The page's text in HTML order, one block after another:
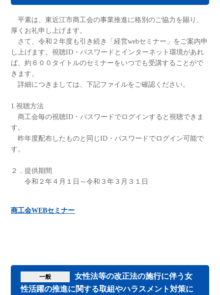
平素は、東近江市商工会の事業推進に格別のご協力を賜り、
厚くお礼申し上げます。
さて、令和２年度も引き続き「経営webセミナー」をご案内申
し上げます。視聴ID・パスワードとインターネット環境があれ
ば、約６００タイトルのセミナーをいつでも受講することがで
きます。
詳細につきましては、下記ファイルをご確認ください。
1.視聴方法
商工会毎の視聴ID・パスワードでログインすると視聴できま
す。
昨年度配布したものと同じID・パスワードでログイン可能で
す。
２．提供期間
令和２年４月１日～令和３年３月３１日
商工会WEBセミナー
一般
女性法等の改正法の施行に伴う女
性活躍の推進に関する取組やハラスメント対策に